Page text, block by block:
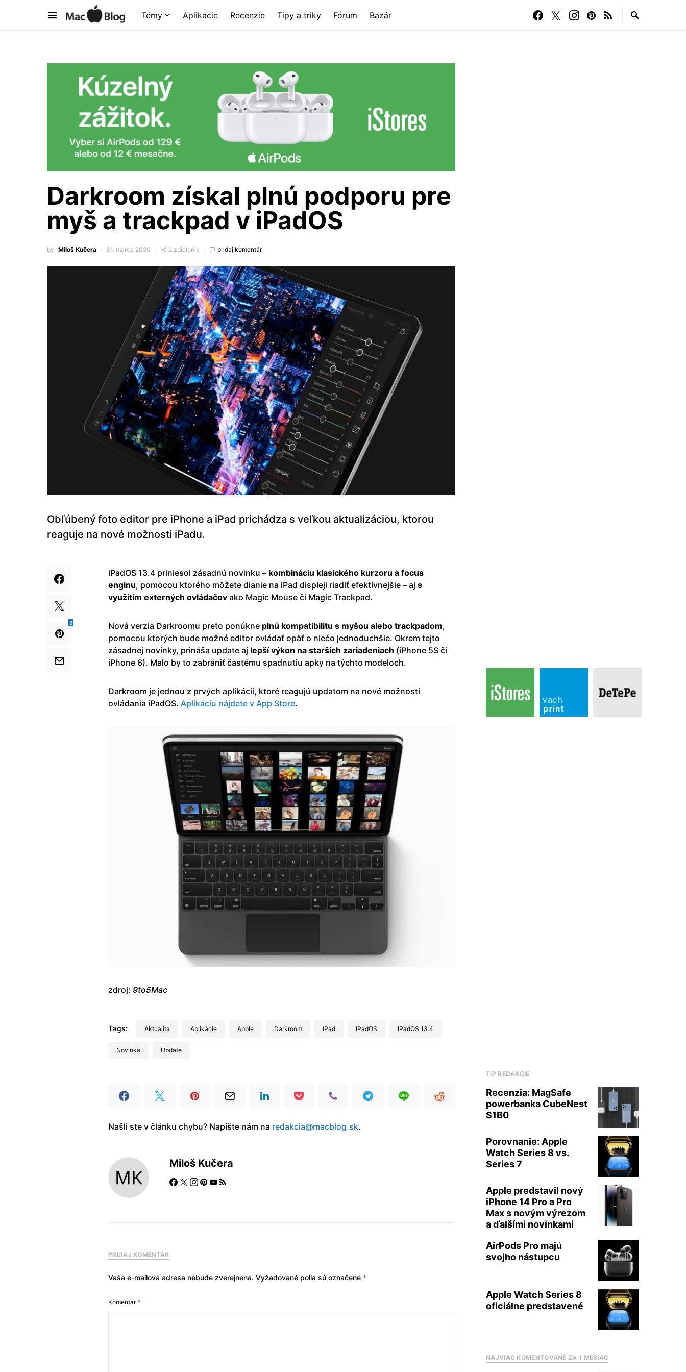
Témy Aplikácie Recenzie Tipy a triky Fórum Bazár
Darkroom získal plnú podporu pre
myš a trackpad v iPadOS
by Miloš Kučera 31. marca 2020 2 zdielania pridaj komentár
Obľúbený foto editor pre iPhone a iPad prichádza s veľkou aktualizáciou, ktorou
reaguje na nové možnosti iPadu.
2
iPadOS 13.4 priniesol zásadnú novinku – kombináciu klasického kurzoru a focus
enginu, pomocou ktorého môžete dianie na iPad displeji riadiť efektívnejšie – aj s
využitím externých ovládačov ako Magic Mouse či Magic Trackpad.
Nová verzia Darkroomu preto ponúkne plnú kompatibilitu s myšou alebo trackpadom,
pomocou ktorých bude možné editor ovládať opäť o niečo jednoduchšie. Okrem tejto
zásadnej novinky, prináša update aj lepší výkon na starších zariadeniach (iPhone 5S či
iPhone 6). Malo by to zabrániť častému spadnutiu apky na týchto modeloch.
Darkroom je jednou z prvých aplikácií, ktoré reagujú updatom na nové možnosti
ovládania iPadOS. Aplikáciu nájdete v App Store.
zdroj: 9to5Mac
Tags: aktualita Aplikácie Apple Darkroom iPad iPadOS iPadOS 13.4
Novinka update
Našli ste v článku chybu? Napíšte nám na redakcia@macblog.sk.
Miloš Kučera
PRIDAJ KOMENTÁR
Vaša e-mailová adresa nebude zverejnená. Vyžadované polia sú označené *
Komentár*
TIP REDAKCIE
Recenzia: MagSafe
powerbanka CubeNest
S1B0
Porovnanie: Apple
Watch Series 8 vs.
Series 7
Apple predstavil nový
iPhone 14 Pro a Pro
Max s novým výrezom
a ďalšími novinkami
AirPods Pro majú
svojho nástupcu
Apple Watch Series 8
oficiálne predstavené
NAJVIAC KOMENTOVANÉ ZA 1 MESIAC